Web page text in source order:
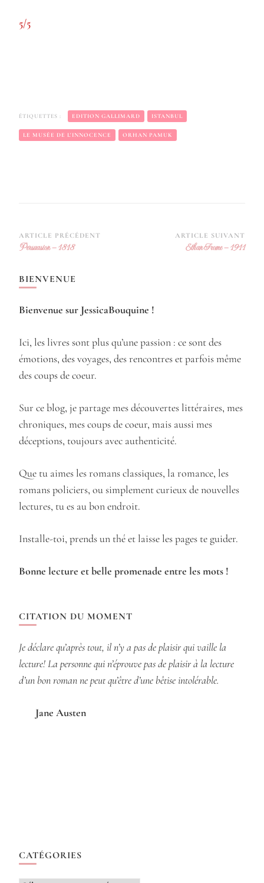
5/5
ÉTIQUETTES : EDITION GALLIMARD ISTANBUL
LE MUSÉE DE L'INNOCENCE ORHAN PAMUK
Navigation
d’article
ARTICLE PRÉCÉDENT
Persuasion – 1818
ARTICLE SUIVANT
Ethan Frome – 1911
BIENVENUE
Bienvenue sur JessicaBouquine !
Ici, les livres sont plus qu’une passion : ce sont des
émotions, des voyages, des rencontres et parfois même
des coups de coeur.
Sur ce blog, je partage mes découvertes littéraires, mes
chroniques, mes coups de coeur, mais aussi mes
déceptions, toujours avec authenticité.
Que tu aimes les romans classiques, la romance, les
romans policiers, ou simplement curieux de nouvelles
lectures, tu es au bon endroit.
Installe-toi, prends un thé et laisse les pages te guider.
Bonne lecture et belle promenade entre les mots !
CITATION DU MOMENT
Je déclare qu’après tout, il n’y a pas de plaisir qui vaille la
lecture! La personne qui n’éprouve pas de plaisir à la lecture
d’un bon roman ne peut qu’être d’une bêtise intolérable.
Jane Austen
CATÉGORIES